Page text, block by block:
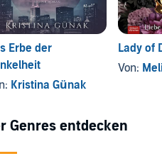
Erbe der
Kristina Günak
Lady of
Von:
Genres entdecken